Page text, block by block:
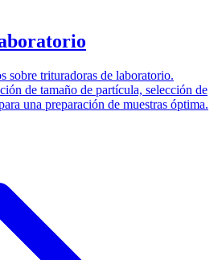
sobre trituradoras de laboratorio.
de tamaño de partícula, selección de
una preparación de muestras óptima.